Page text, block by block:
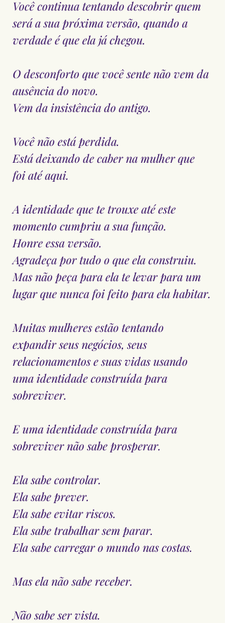
Você continua tentando descobrir quem
será a sua próxima versão, quando a
verdade é que ela já chegou.
O desconforto que você sente não vem da
ausência do novo.
Vem da insistência do antigo.
Você não está perdida.
Está deixando de caber na mulher que
foi até aqui.
A identidade que te trouxe até este
momento cumpriu a sua função.
Honre essa versão.
Agradeça por tudo o que ela construiu.
Mas não peça para ela te levar para um
lugar que nunca foi feito para ela habitar.
Muitas mulheres estão tentando
expandir seus negócios, seus
relacionamentos e suas vidas usando
uma identidade construída para
sobreviver.
E uma identidade construída para
sobreviver não sabe prosperar.
Ela sabe controlar.
Ela sabe prever.
Ela sabe evitar riscos.
Ela sabe trabalhar sem parar.
Ela sabe carregar o mundo nas costas.
Mas ela não sabe receber.
Não sabe ser vista.